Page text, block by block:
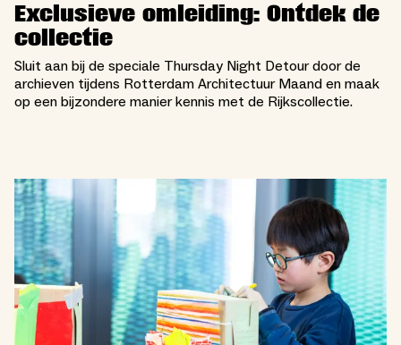
Exclusieve omleiding: Ontdek de
collectie
Sluit aan bij de speciale Thursday Night Detour door de
archieven tijdens Rotterdam Architectuur Maand en maak
op een bijzondere manier kennis met de Rijkscollectie.